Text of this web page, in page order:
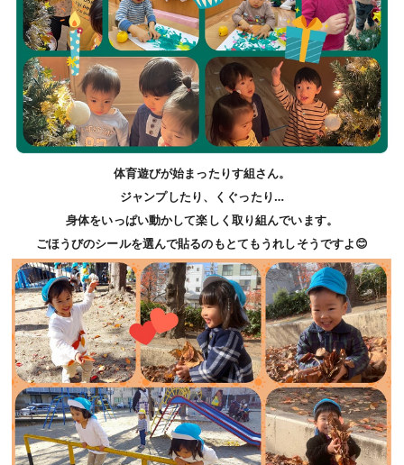
体育遊びが始まったりす組さん。
ジャンプしたり、くぐったり…
身体をいっぱい動かして楽しく取り組んでいます。
ごほうびのシールを選んで貼るのもとてもうれしそうですよ😊